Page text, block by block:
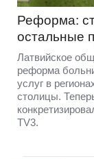
Реформа:
остальные
Латвийское
реформа
услуг в
столицы.
TV3.